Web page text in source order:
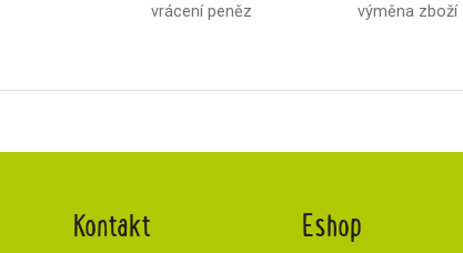
vrácení peněz
výměna zboží
Kontakt Eshop